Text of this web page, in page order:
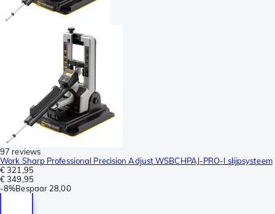
97 reviews
Work Sharp Professional Precision Adjust WSBCHPAJ-PRO-I slijpsysteem
€ 321,95
€ 349,95
-8%Bespaar 28,00